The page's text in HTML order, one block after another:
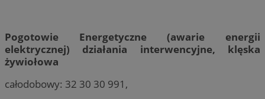
Pogotowie Energetyczne (awarie energii
elektrycznej) działania interwencyjne, klęska
żywiołowa
całodobowy: 32 30 30 991,